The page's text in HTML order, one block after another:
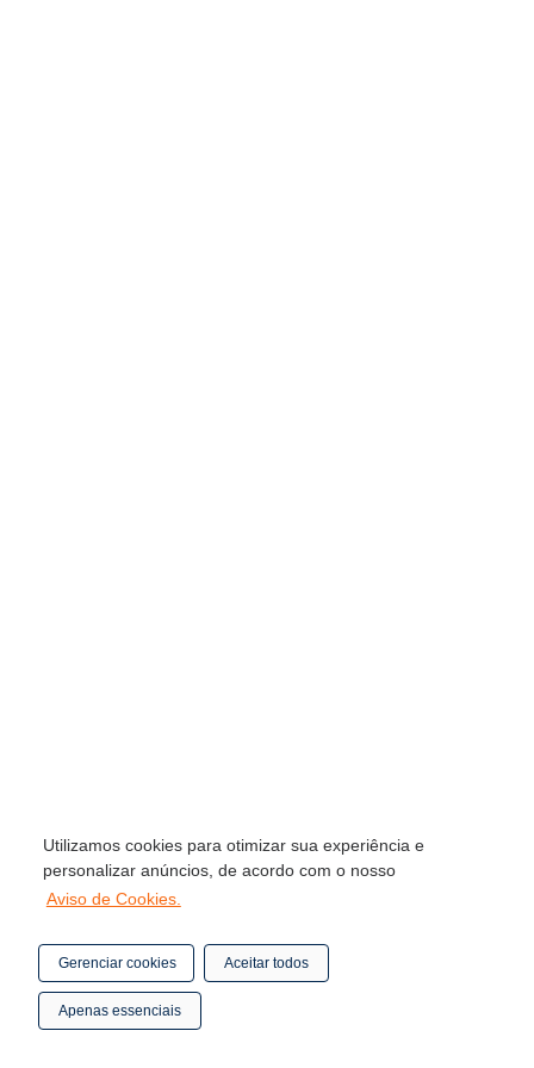
Utilizamos cookies para otimizar sua experiência e
personalizar anúncios, de acordo com o nosso
Aviso de Cookies.
Aceitar todos
Apenas essenciais
Gerenciar cookies